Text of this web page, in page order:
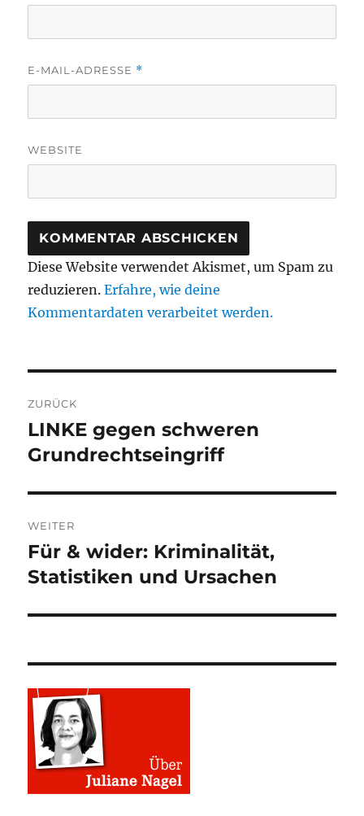
E-MAIL-ADRESSE *
WEBSITE
Diese Website verwendet Akismet, um Spam zu
reduzieren.Erfahre, wie deine
Kommentardaten verarbeitet werden.
ZURÜCK
Vorheriger
Beitrag:
LINKE gegen schweren
Grundrechtseingriff
WEITER
Nächster
Beitrag:
Für & wider: Kriminalität,
Statistiken und Ursachen